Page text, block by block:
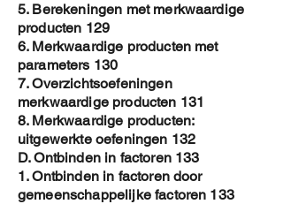
5. Berekeningen met merkwaardige
producten 129
6. Merkwaardige producten met
parameters 130
7. Overzichtsoefeningen
merkwaardige producten 131
8. Merkwaardige producten:
uitgewerkte oefeningen 132
D. Ontbinden in factoren 133
1. Ontbinden in factoren door
gemeenschappelijke factoren 133